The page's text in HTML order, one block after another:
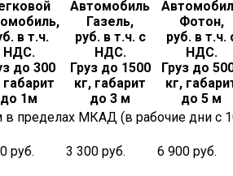
в т.ч.
НДС.
до 300
габарит
до 1м
Автомобиль
Газель,
руб. в т.ч. с
НДС.
Груз до 1500
кг, габарит
до 3 м
Фотон,
руб. в т.ч.
НДС.
Груз до
кг,
до 5 м
в пределах МКАД (в рабочие дни с
руб. 3 300 руб. 6 900 руб.